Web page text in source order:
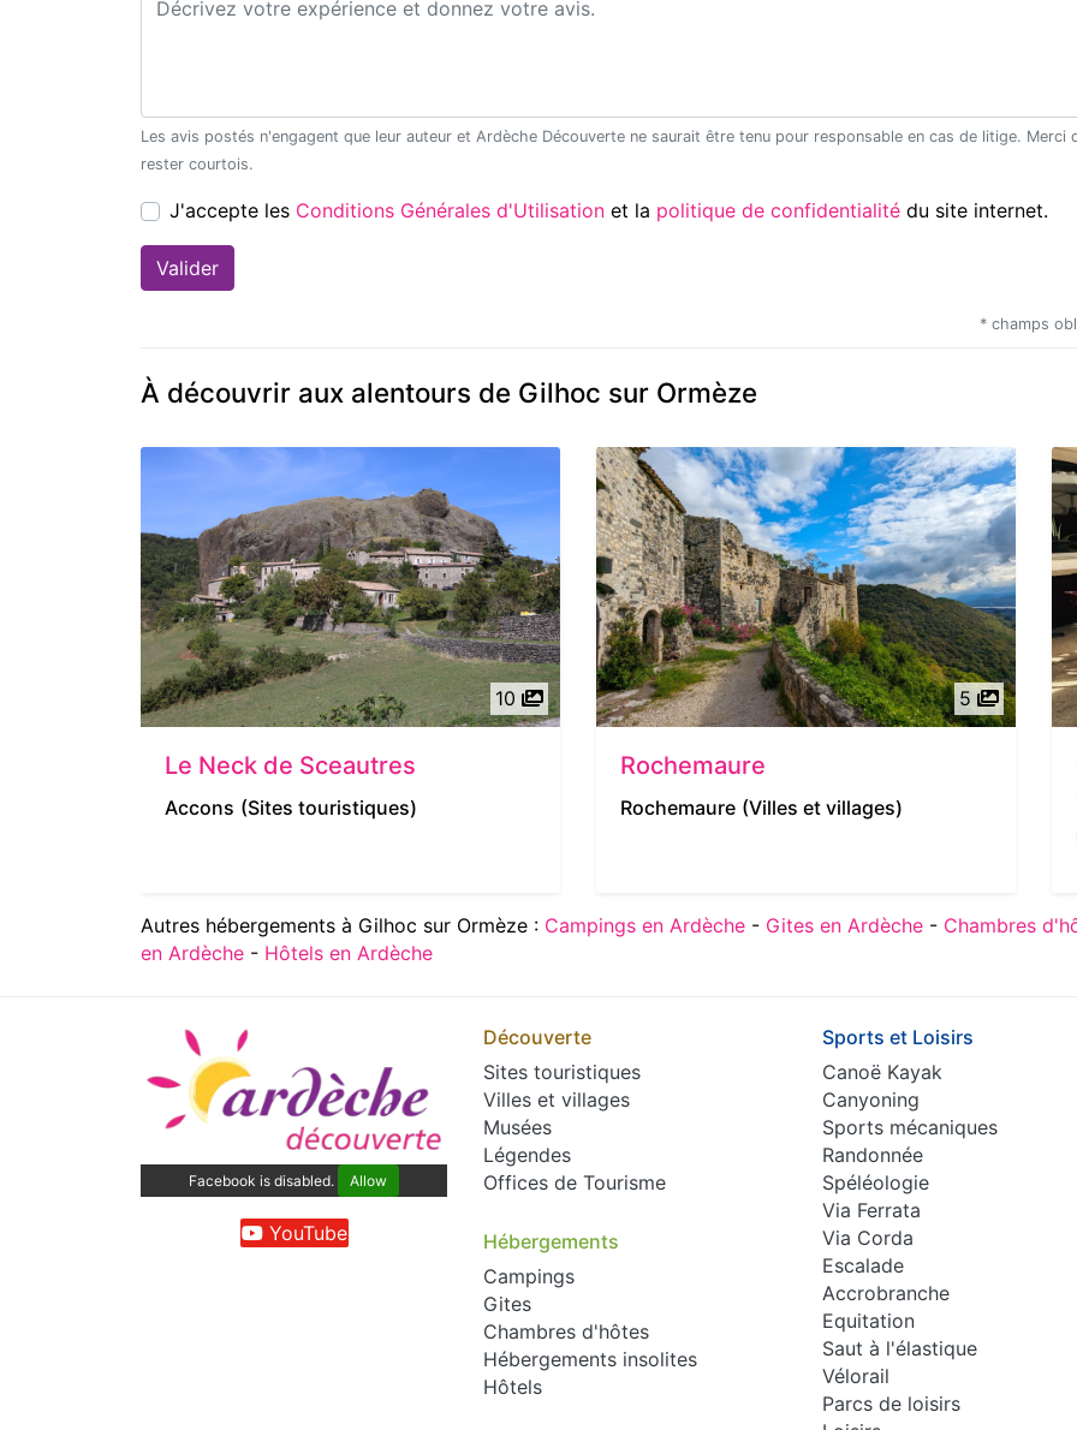
Les avis postés n'engagent que leur auteur et Ardèche Découverte ne saurait être tenu pour responsable en cas de litige. Merci de
rester courtois.
J'accepte les Conditions Générales d'Utilisation et la politique de confidentialité du site internet.
* champs
À découvrir aux alentours de Gilhoc sur Ormèze
10
Le Neck de Sceautres
Accons (Sites touristiques)
5
Rochemaure
Rochemaure (Villes et villages)
Autres hébergements à Gilhoc sur Ormèze : Campings en Ardèche - Gites en Ardèche - Chambres
en Ardèche - Hôtels en Ardèche
Facebook is disabled. Allow
YouTube
Découverte
Sites touristiques
Villes et villages
Musées
Légendes
Offices de Tourisme
Hébergements
Campings
Gites
Chambres d'hôtes
Hébergements insolites
Hôtels
Sports et Loisirs
Canoë Kayak
Canyoning
Sports mécaniques
Randonnée
Spéléologie
Via Ferrata
Via Corda
Escalade
Accrobranche
Equitation
Saut à l'élastique
Vélorail
Parcs de loisirs